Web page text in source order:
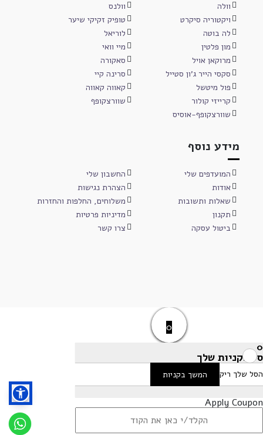
וולה
וולנס
ויקטוריה סיקרט
טופיק זקיקי שיער
לה בוטה
לוריאל
מון פלטין
מיי וואי
מרוקאן אויל
סאקורה
סקסי הייר ג'ון סטייל
סרינה קיי
פול מיטשל
קאווה קאווה
קרייזי קולור
שוורצקופף
שוורצקופף-אוסיס
מידע נוסף
המועדפים שלי
החשבון שלי
אודות
הצהרת נגישות
שאלות ותשובות
משלוחים, החלפות והחזרות
תקנון
מדיניות פרטיות
ביטול עסקה
צרו קשר
0
0
סל הקניות שלך
הסל שלך ריק המשך בקניות
Apply Coupon